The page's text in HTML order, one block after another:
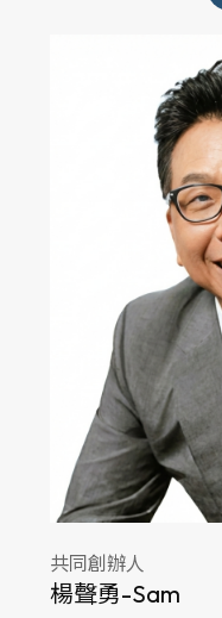
共同創辦人
楊聲勇-Sam